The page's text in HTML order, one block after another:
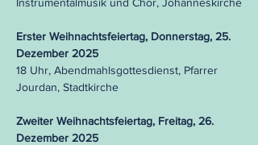
Erster Weihnachtsfeiertag, Donnerstag, 25.
Dezember 2025
18 Uhr, Abendmahlsgottesdienst, Pfarrer
Jourdan, Stadtkirche
Zweiter Weihnachtsfeiertag, Freitag, 26.
Dezember 2025